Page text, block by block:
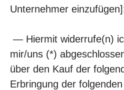
Unternehmer
— Hiermit widerrufe(n)
mir/uns (*)
über den Kauf der
Erbringung der folgenden